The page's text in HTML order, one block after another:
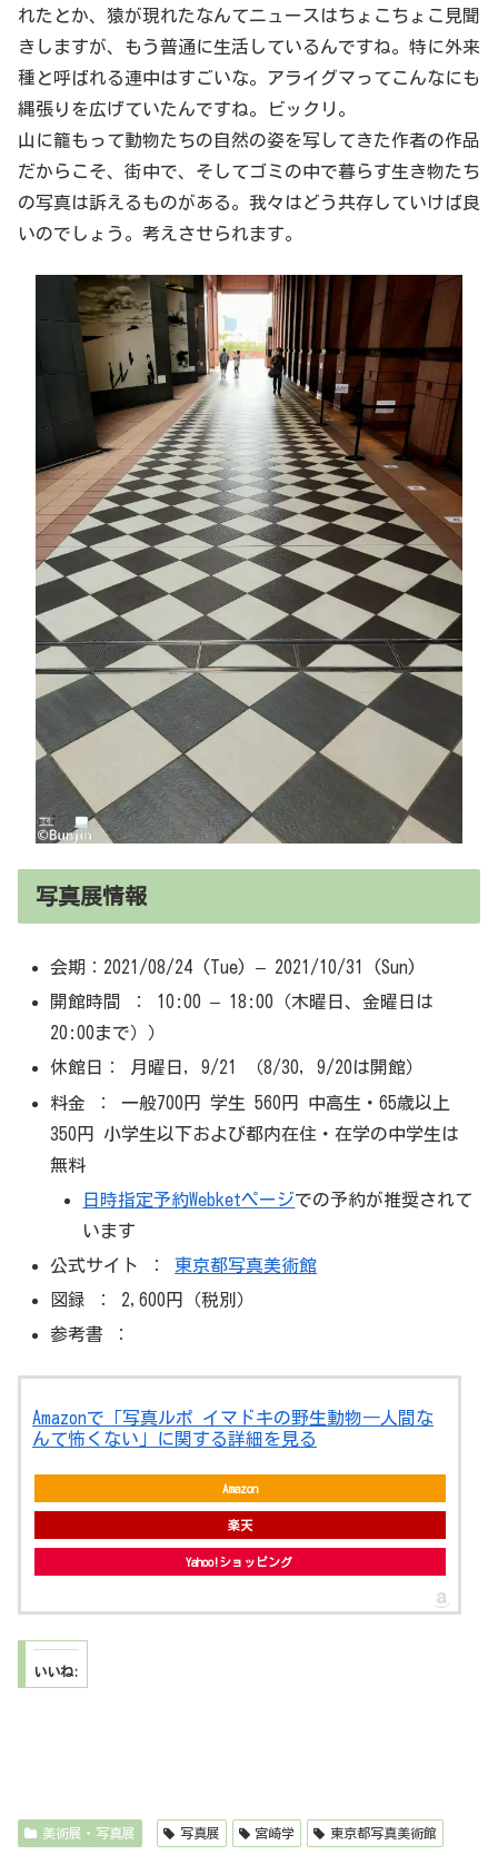
れたとか、猿が現れたなんてニュースはちょこちょこ見聞
きしますが、もう普通に生活しているんですね。特に外来
種と呼ばれる連中はすごいな。アライグマってこんなにも
縄張りを広げていたんですね。ビックリ。
山に籠もって動物たちの自然の姿を写してきた作者の作品
だからこそ、街中で、そしてゴミの中で暮らす生き物たち
の写真は訴えるものがある。我々はどう共存していけば良
いのでしょう。考えさせられます。
写真展情報
会期：2021/08/24 (Tue) – 2021/10/31 (Sun)
開館時間 ： 10:00 – 18:00（木曜日、金曜日は
20:00まで））
休館日： 月曜日, 9/21 （8/30, 9/20は開館）
料金 ： 一般700円 学生 560円 中高生・65歳以上
350円 小学生以下および都内在住・在学の中学生は
無料
日時指定予約Webketページでの予約が推奨されて
います
公式サイト ：東京都写真美術館
図録 ： 2,600円（税別）
参考書 ：
Amazonで「写真ルポ イマドキの野生動物―人間な
んて怖くない」に関する詳細を見る
Amazon
楽天
Yahoo!ショッピング
いいね:
美術展・写真展 写真展 宮崎学 東京都写真美術館